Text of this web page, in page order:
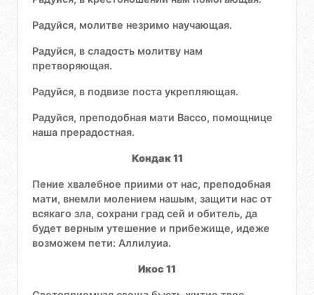
Радуйся, молитве незримо научающая.
Радуйся, в сладость молитву нам
претворяющая.
Радуйся, в подвизе поста укрепляющая.
Радуйся, преподобная мати Вассо, помощнице
наша прерадостная.
Кондак 11
Пение хвалебное приими от нас, преподобная
мати, внемли молением нашым, защити нас от
всякаго зла, сохрани град сей и обитель, да
будет верным утешение и прибежище, идеже
возможем пети: Аллилуиа.
Икос 11